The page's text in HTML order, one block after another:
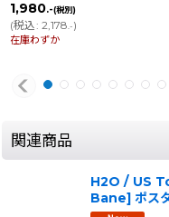
1,980.-(税別)
(税込: 2,178 .-)
在庫わずか
関連商品
H2O / US
Bane] ポス